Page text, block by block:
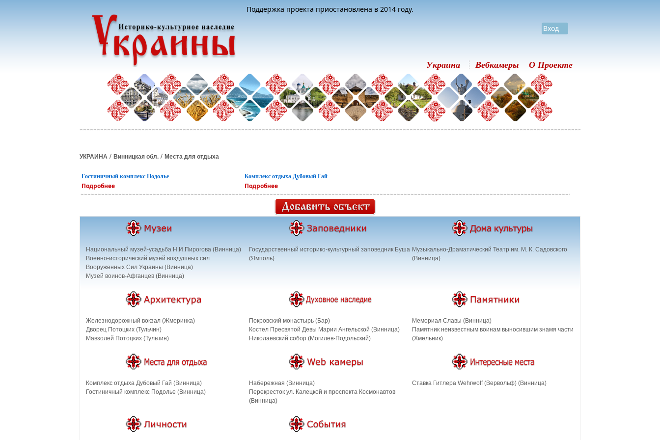
Поддержка проекта приостановлена в 2014 году.
Вход
Украина Вебкамеры О Проекте
УКРАИНА / Винницкая обл. / Места для отдыха
Гостиничный комплекс Подолье
Подробнее
Комплекс отдыха Дубовый Гай
Подробнее
Национальный музей-усадьба Н.И.Пирогова (Винница)
Военно-исторический музей воздушных сил
Вооруженных Сил Украины (Винница)
Музей воинов-Афганцев (Винница)
Государственный историко-культурный заповедник Буша
(Ямполь)
Музыкально-Драматический Театр им. М. К. Садовского
(Винница)
Железнодорожный вокзал (Жмеринка)
Дворец Потоцких (Тульчин)
Мавзолей Потоцких (Тульчин)
Покровский монастырь (Бар)
Костел Пресвятой Девы Марии Ангельской (Винница)
Николаевский собор (Могилев-Подольский)
Мемориал Славы (Винница)
Памятник неизвестным воинам выносившим знамя части
(Хмельник)
Комплекс отдыха Дубовый Гай (Винница)
Гостиничный комплекс Подолье (Винница)
Набережная (Винница)
Перекресток ул. Калецкой и проспекта Космонавтов
(Винница)
Cтавка Гитлера Wehrwolf (Вервольф) (Винница)